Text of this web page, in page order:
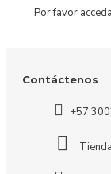
Por favor acceda
Contáctenos
+57